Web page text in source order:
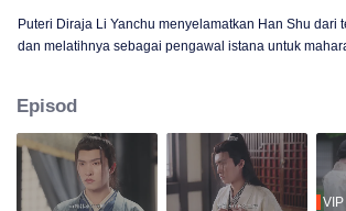
Puteri Diraja Li Yanchu menyelamatkan Han Shu dari
dan melatihnya sebagai pengawal istana untuk maharaja, adik lelakinya.
Yanchu dilahirkan semula di badan Xie Yugui, dan
sakit tenat kerana diracun, jadi dia mula menyiasat,
dengan Han Shu yang personalitinya berubah
Episod
VIP